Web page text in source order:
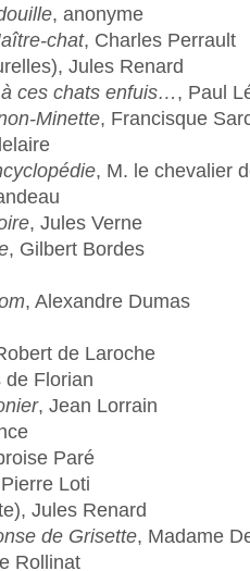
, anonyme
chat, Charles Perrault
Jules Renard
ces chats enfuis…, Paul
Minette, Francisque
, M. le chevalier
, Jules Verne
, Gilbert Bordes
, Alexandre Dumas
de Laroche
de Florian
, Jean Lorrain
Paré
Loti
Jules Renard
de Grisette, Madame
Rollinat